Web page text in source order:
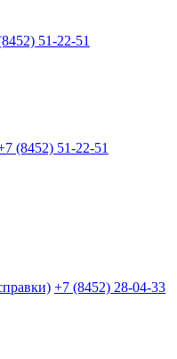
51-22-51
(8452) 51-22-51
+7 (8452) 28-04-33